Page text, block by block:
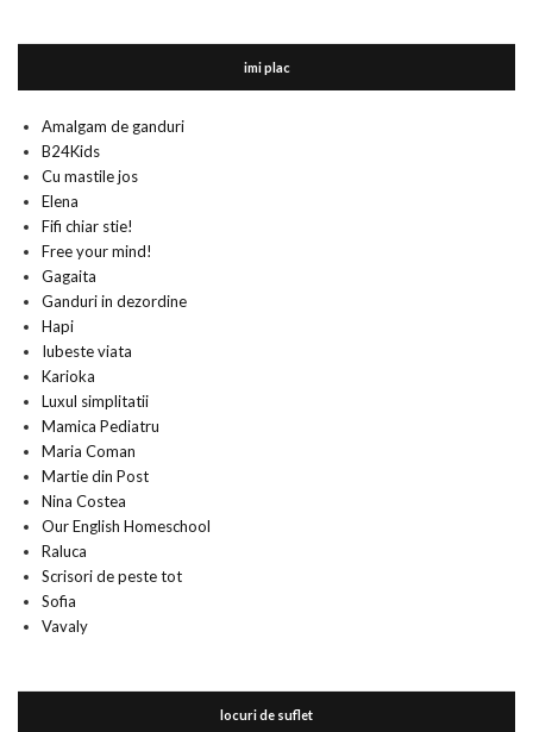
imi plac
Amalgam de ganduri
B24Kids
Cu mastile jos
Elena
Fifi chiar stie!
Free your mind!
Gagaita
Ganduri in dezordine
Hapi
Iubeste viata
Karioka
Luxul simplitatii
Mamica Pediatru
Maria Coman
Martie din Post
Nina Costea
Our English Homeschool
Raluca
Scrisori de peste tot
Sofia
Vavaly
locuri de suflet